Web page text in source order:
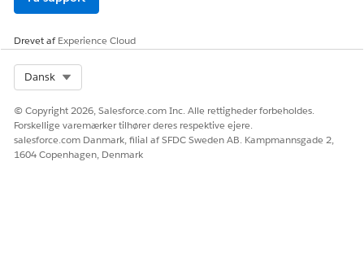
Drevet afExperience Cloud
Dansk
© Copyright 2026, Salesforce.com Inc. Alle rettigheder forbeholdes.
Forskellige varemærker tilhører deres respektive ejere.
salesforce.com Danmark, filial af SFDC Sweden AB. Kampmannsgade 2,
1604 Copenhagen, Denmark